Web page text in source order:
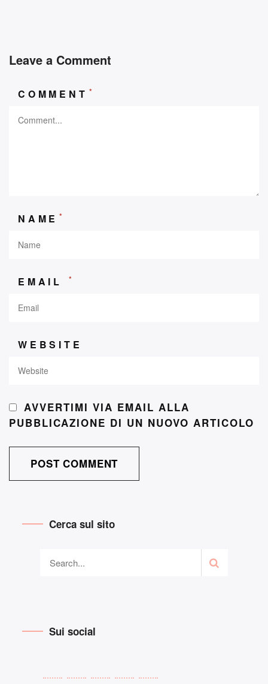
Leave a Comment
COMMENT *
NAME *
EMAIL *
WEBSITE
AVVERTIMI VIA EMAIL ALLA
PUBBLICAZIONE DI UN NUOVO ARTICOLO
Cerca sul sito
Sui social